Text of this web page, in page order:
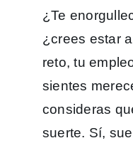
¿Te
¿crees estar
reto, tu
sientes
consideras
suerte. Sí,